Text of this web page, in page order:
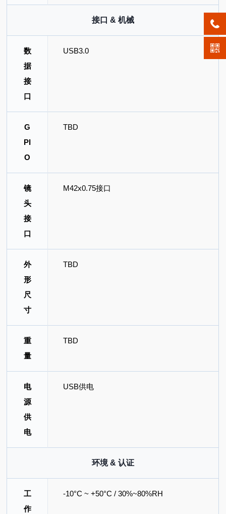
接口 & 机械
数
据
接
口
USB3.0
G
PI
O
TBD
镜
头
接
口
M42x0.75接口
外
形
尺
寸
TBD
重
量
TBD
电
源
供
电
USB供电
环境 & 认证
工
作
-10°C ~ +50°C / 30%~80%RH